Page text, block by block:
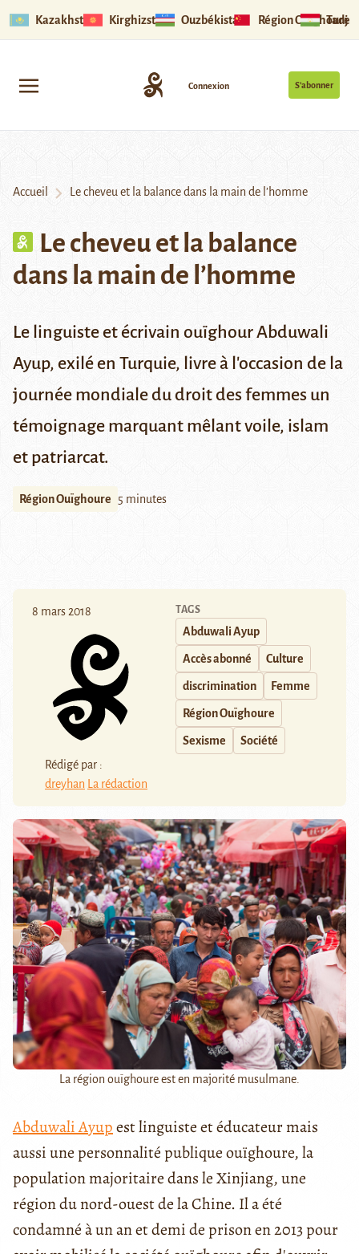
Kazakhstan Kirghizstan Ouzbékistan Région Ouïghoure
S’abonner
Connexion
Accueil Le cheveu et la balance dans la main de l’homme
Le cheveu et la balance
dans la main de l’homme
Le linguiste et écrivain ouïghour Abduwali
Ayup, exilé en Turquie, livre à l'occasion de la
journée mondiale du droit des femmes un
témoignage marquant mêlant voile, islam
et patriarcat.
Région Ouïghoure 5 minutes
8 mars 2018
Rédigé par :
dreyhan
La rédaction
TAGS
Abduwali Ayup
Accès abonné Culture
discrimination Femme
Région Ouïghoure
Sexisme Société
La région ouïghoure est en majorité musulmane.
Abduwali Ayupest linguiste et éducateur mais
aussi une personnalité publique ouïghoure, la
population majoritaire dans le Xinjiang, une
région du nord-ouest de la Chine. Il a été
condamné à un an et demi de prison en 2013 pour